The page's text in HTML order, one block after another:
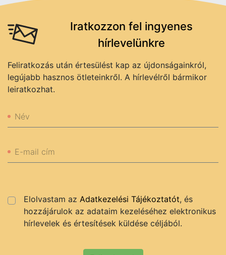
Iratkozzon fel ingyenes
hírlevelünkre
Feliratkozás után értesülést kap az újdonságainkról,
legújabb hasznos ötleteinkről. A hírlevélről bármikor
leiratkozhat.
Név
E-mail cím
Elolvastam az Adatkezelési Tájékoztatót, és
hozzájárulok az adataim kezeléséhez elektronikus
hírlevelek és értesítések küldése céljából.